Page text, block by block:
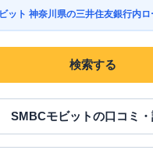
ット 神奈川県の三井住友銀行内
検索する
SMBCモビットの口コミ・